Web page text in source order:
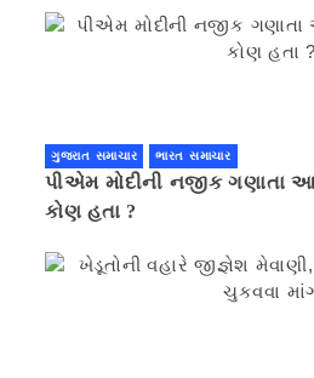
ગુજરાત સમાચાર ભારત સમાચાર
પીએમ મોદીની નજીક ગણાતા
કોણ હતા ?